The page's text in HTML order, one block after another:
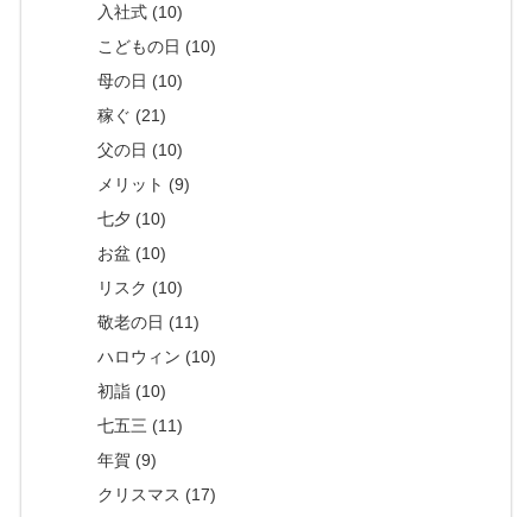
入社式 (10)
こどもの日 (10)
母の日 (10)
稼ぐ (21)
父の日 (10)
メリット (9)
七夕 (10)
お盆 (10)
リスク (10)
敬老の日 (11)
ハロウィン (10)
初詣 (10)
七五三 (11)
年賀 (9)
クリスマス (17)